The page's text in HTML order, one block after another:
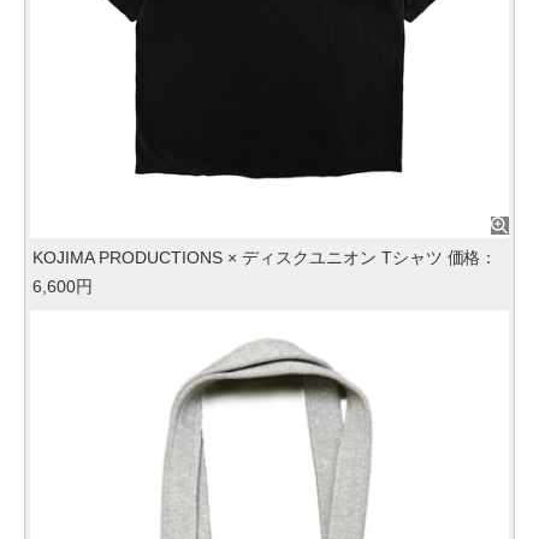
KOJIMA PRODUCTIONS × ディスクユニオン Tシャツ 価格：
6,600円